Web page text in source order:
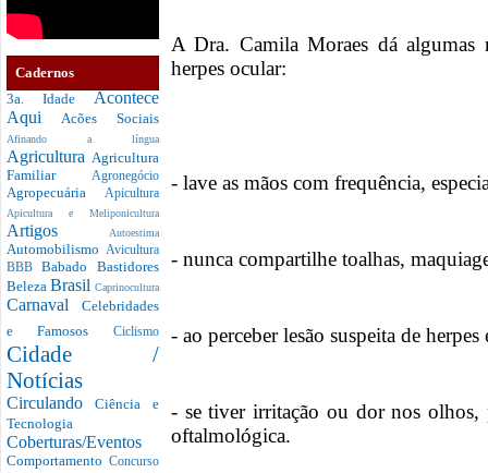
Cadernos
3a. Idade Acontece
Aqui Acões Sociais
Afinando a língua
Agricultura Agricultura
Familiar Agronegócio
Agropecuária Apicultura
Apicultura e Meliponicultura
Artigos Autoestima
Automobilismo Avicultura
BBBBabado Bastidores
Beleza Brasil Caprinocultura
Carnaval Celebridades
e Famosos Ciclismo
Cidade /
Notícias
CirculandoCiência e
Tecnologia
Coberturas/Eventos
Comportamento Concurso
A Dra. Camila Moraes dá algumas
herpes ocular:
- lave as mãos com frequência,
- nunca compartilhe toalhas,
- ao perceber lesão suspeita de
- se tiver irritação ou dor nos olhos,
oftalmológica.